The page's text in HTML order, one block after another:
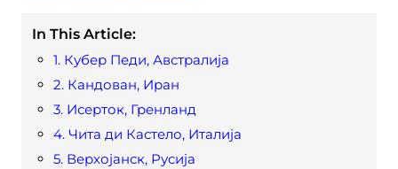
In This Article:
1. Кубер Педи, Австралија
2. Кандован, Иран
3. Исерток, Гренланд
4. Чита ди Кастело, Италија
5. Верхојанск, Русија